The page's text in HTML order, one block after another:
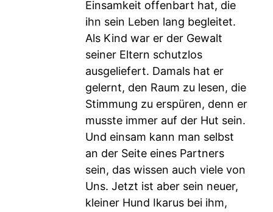
Einsamkeit offenbart hat, die
ihn sein Leben lang begleitet.
Als Kind war er der Gewalt
seiner Eltern schutzlos
ausgeliefert. Damals hat er
gelernt, den Raum zu lesen, die
Stimmung zu erspüren, denn er
musste immer auf der Hut sein.
Und einsam kann man selbst
an der Seite eines Partners
sein, das wissen auch viele von
Uns. Jetzt ist aber sein neuer,
kleiner Hund Ikarus bei ihm,